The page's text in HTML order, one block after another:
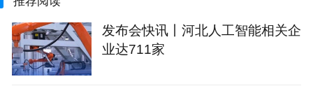
发布会快讯丨河北人工智能相关企
业达711家